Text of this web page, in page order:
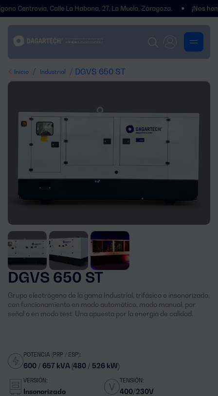
Calle La Habana, 27, La Muela, Zaragoza. ¡Nos hemos
Inicio / Industrial / DGVS 650 ST
DGVS 650 ST
Grupo electrógeno de la gama Industrial, trifásico e insonorizado,
con funcionamiento en modo automático, modo manual, por
señal o en modo test. Una apuesta por la energía de calidad.
POTENCIA (PRP / ESP):
600 / 657 kVA (480 / 526 kW)
VERSIÓN:
Insonorizado
TENSIÓN:
400/230V